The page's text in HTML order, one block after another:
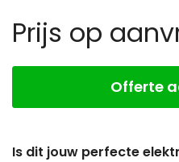
Prijs op
Offerte
Is dit jouw perfecte